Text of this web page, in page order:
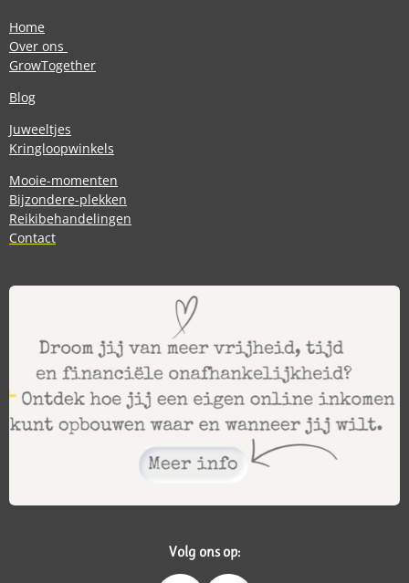
Home
Over ons
GrowTogether
Blog
Juweeltjes
Kringloopwinkels
Mooie-momenten
Bijzondere-plekken
Reikibehandelingen
Contact
Volg ons op: